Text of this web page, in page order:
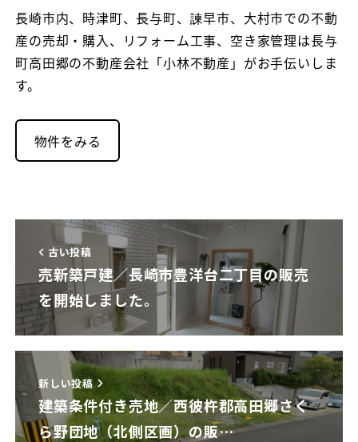
長崎市内、時津町、長与町、諫早市、大村市での不動
産の売却・購入、リフォーム工事、空き家管理は長与
町高田郷の不動産会社「小林不動産」がお手伝いしま
す。
物件をみる
古い投稿
売新築戸建／長崎市豊洋台二丁目の販売
を開始しました。
新しい投稿
建築条件付き売地／西彼杵郡高田郷さく
ら野団地（北側区画）の販…